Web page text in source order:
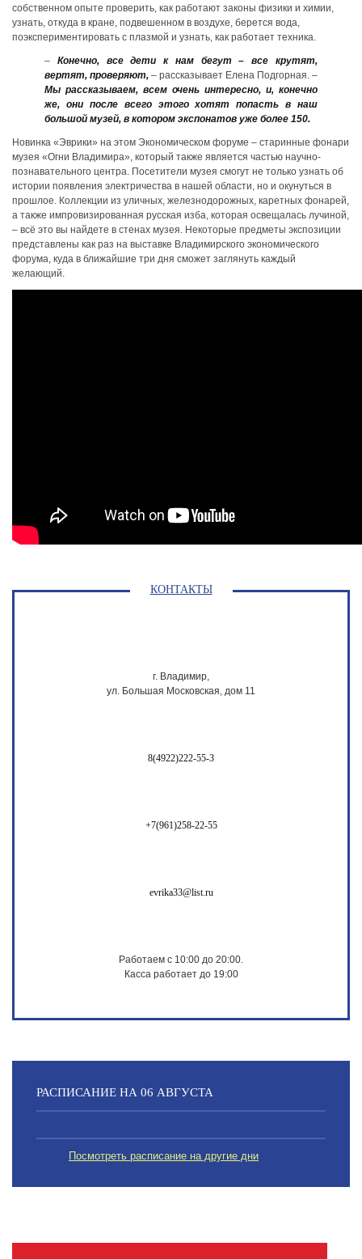
собственном опыте проверить, как работают законы физики и химии,
узнать, откуда в кране, подвешенном в воздухе, берется вода,
поэкспериментировать с плазмой и узнать, как работает техника.
– Конечно, все дети к нам бегут – все крутят,
вертят, проверяют, – рассказывает Елена Подгорная. –
Мы рассказываем, всем очень интересно, и, конечно
же, они после всего этого хотят попасть в наш
большой музей, в котором экспонатов уже более 150.
Новинка «Эврики» на этом Экономическом форуме – старинные фонари
музея «Огни Владимира», который также является частью научно-
познавательного центра. Посетители музея смогут не только узнать об
истории появления электричества в нашей области, но и окунуться в
прошлое. Коллекции из уличных, железнодорожных, каретных фонарей,
а также импровизированная русская изба, которая освещалась лучиной,
– всё это вы найдете в стенах музея. Некоторые предметы экспозиции
представлены как раз на выставке Владимирского экономического
форума, куда в ближайшие три дня сможет заглянуть каждый
желающий.
КОНТАКТЫ
г. Владимир,
ул. Большая Московская, дом 11
8(4922)222-55-3
+7(961)258-22-55
evrika33@list.ru
Работаем с 10:00 до 20:00.
Касса работает до 19:00
РАСПИСАНИЕ НА 06 АВГУСТА
Посмотреть расписание на другие дни